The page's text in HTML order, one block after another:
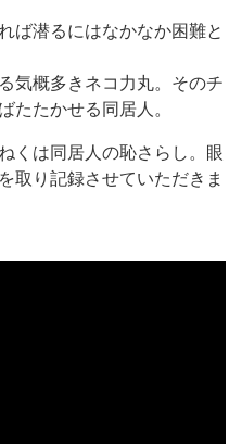
ば潜るにはなかなか困難と
気概多きネコ力丸。そのチ
たたかせる同居人。
くは同居人の恥さらし。眼
取り記録させていただきま